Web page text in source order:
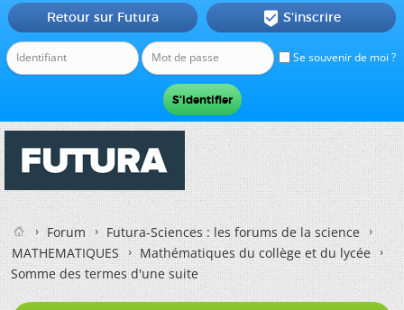
Se souvenir de moi ?
Retour sur Futura  S'inscrire
Forum
Futura-Sciences : les forums de la science
MATHEMATIQUES
Mathématiques du collège et du lycée
Somme des termes d'une suite